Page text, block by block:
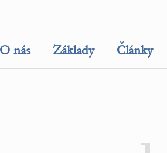
O nás Základy Články